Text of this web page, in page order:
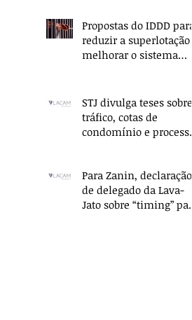
Propostas do IDDD para
reduzir a superlotação e
melhorar o sistema
STJ divulga teses sobre
tráfico, cotas de
condomínio e processo
Para Zanin, declaração
de delegado da Lava-
Jato sobre “timing” para